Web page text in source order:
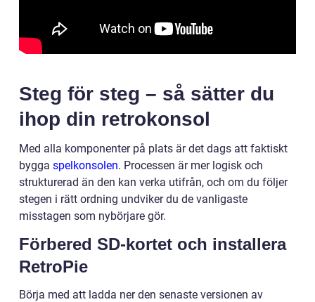
Steg för steg – så sätter du
ihop din retrokonsol
Med alla komponenter på plats är det dags att faktiskt
bygga spelkonsolen. Processen är mer logisk och
strukturerad än den kan verka utifrån, och om du följer
stegen i rätt ordning undviker du de vanligaste
misstagen som nybörjare gör.
Förbered SD-kortet och installera
RetroPie
Börja med att ladda ner den senaste versionen av